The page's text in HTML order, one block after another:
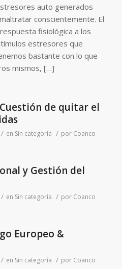
auto generados
conscientemente. El
fisiológica a los
estresores que
bastante con lo que
mismos, […]
de quitar el
/ en Sin categoría / por Coanco
y Gestión del
/ en Sin categoría / por Coanco
Europeo &
/ en Sin categoría / por Coanco